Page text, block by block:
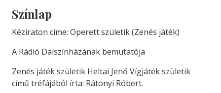
Színlap
Kéziraton címe: Operett születik (Zenés játék)
A Rádió Dalszínházának bemutatója
Zenés játék születik Heltai Jenő Vígjáték születik
című tréfájából írta: Rátonyi Róbert.